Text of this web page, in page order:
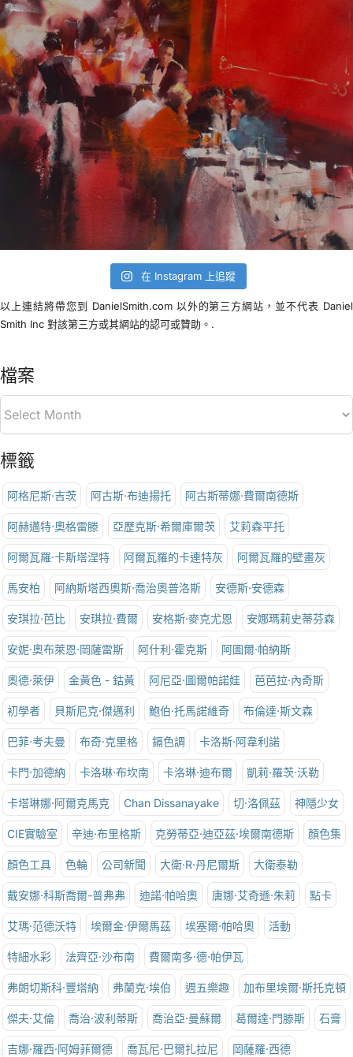
在 Instagram 上追蹤
以上連結將帶您到 DanielSmith.com 以外的第三方網站，並不代表 Daniel
Smith Inc 對該第三方或其網站的認可或贊助。.
檔案
標籤
阿格尼斯·吉茨 阿古斯·布迪揚托 阿古斯蒂娜·費爾南德斯
阿赫邁特·奧格雷滕 亞歷克斯·希爾庫爾茨 艾莉森平托
阿爾瓦羅·卡斯塔涅特 阿爾瓦羅的卡連特灰 阿爾瓦羅的壁畫灰
馬安柏 阿納斯塔西奧斯·喬治奧普洛斯 安德斯·安德森
安琪拉·芭比 安琪拉·費爾 安格斯·麥克尤恩 安娜瑪莉史蒂芬森
安妮·奧布萊恩·岡薩雷斯 阿什利·霍克斯 阿圖爾·帕納斯
奧德·萊伊 金黃色 - 鈷黃 阿尼亞·圖爾帕諾娃 芭芭拉·內奇斯
初學者 貝斯尼克·傑邁利 鮑伯·托馬諾維奇 布倫達·斯文森
巴菲·考夫曼 布奇·克里格 鎘色調 卡洛斯·阿韋利諾
卡門·加德納 卡洛琳·布坎南 卡洛琳·迪布爾 凱莉·羅茨·沃勒
卡塔琳娜·阿爾克馬克 Chan Dissanayake 切·洛佩茲 神隱少女
CIE實驗室 辛迪·布里格斯 克勞蒂亞·迪亞茲·埃爾南德斯 顏色集
顏色工具 色輪 公司新聞 大衛·R·丹尼爾斯 大衛泰勒
戴安娜·科斯喬爾-普弗弗 迪諾·帕哈奧 唐娜·艾奇遜·朱莉 點卡
艾瑪·范德沃特 埃爾金·伊爾馬茲 埃塞爾·帕哈奧 活動
特細水彩 法齊亞·沙布南 費爾南多·德·帕伊瓦
弗朗切斯科·豐塔納 弗蘭克·埃伯 週五樂趣 加布里埃爾·斯托克頓
傑夫·艾倫 喬治·波利蒂斯 喬治亞·曼蘇爾 葛爾達·門滕斯 石膏
吉娜·羅西·阿姆菲爾德 喬瓦尼·巴爾扎拉尼 岡薩羅·西德